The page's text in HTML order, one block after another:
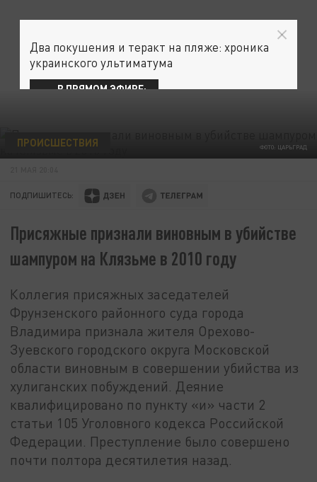
ФОТО: ЦАРЬГРАД
ПРОИСШЕСТВИЯ
ПОДПИШИТЕСЬ:
Присяжные признали виновным в убийстве
шампуром на Клязьме в 2010 году
Коллегия присяжных заседателей
Фрунзенского районного суда города
Владимира признала жителя Орехово-
Зуевского городского округа Московской
области виновным в совершении убийства из
хулиганских побуждений. Деяние
квалифицировано по пункту «и» части 2
статьи 105 Уголовного кодекса Российской
Федерации. Преступление было совершено
почти полтора десятилетия назад.
Два покушения и теракт на пляже: хроника
украинского ультиматума
В ПРЯМОМ ЭФИРЕ: